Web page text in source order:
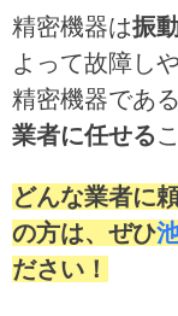
精密機器は振
よって故障しや
精密機器である
業者に任せる
どんな業者に
の方は、ぜひ
ださい！